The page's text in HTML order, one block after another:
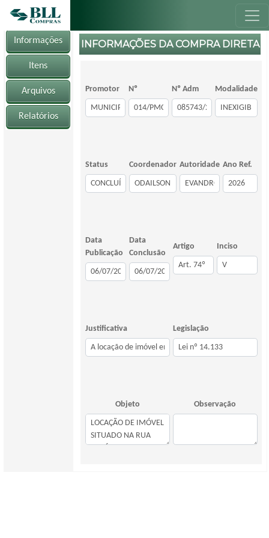
Informações
Itens
Arquivos
Relatórios
INFORMAÇÕES DA COMPRA DIRETA
Promotor Nº Nº Adm Modalidade
Status Coordenador Autoridade Ano Ref.
Data
Publicação
Data
Conclusão
Artigo Inciso
Justificativa Legislação
Objeto Observação